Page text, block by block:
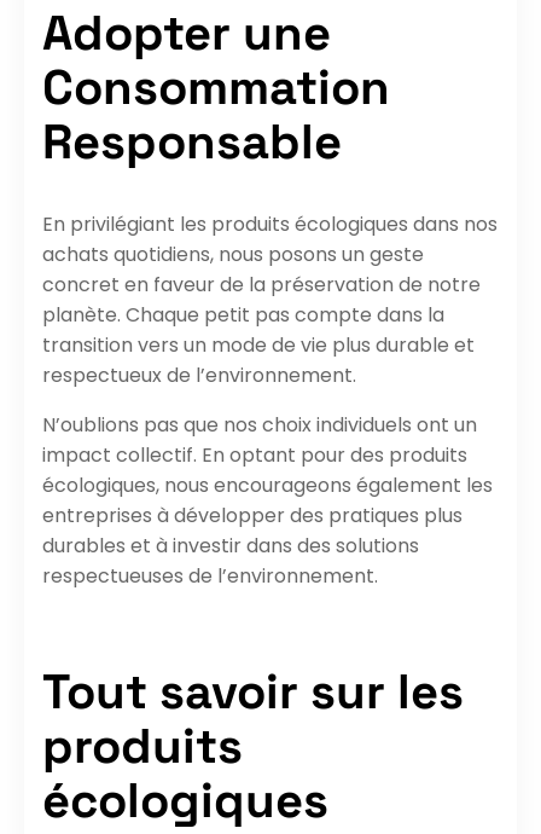
Adopter une
Consommation
Responsable
En privilégiant les produits écologiques dans nos
achats quotidiens, nous posons un geste
concret en faveur de la préservation de notre
planète. Chaque petit pas compte dans la
transition vers un mode de vie plus durable et
respectueux de l’environnement.
N’oublions pas que nos choix individuels ont un
impact collectif. En optant pour des produits
écologiques, nous encourageons également les
entreprises à développer des pratiques plus
durables et à investir dans des solutions
respectueuses de l’environnement.
Tout savoir sur les
produits
écologiques